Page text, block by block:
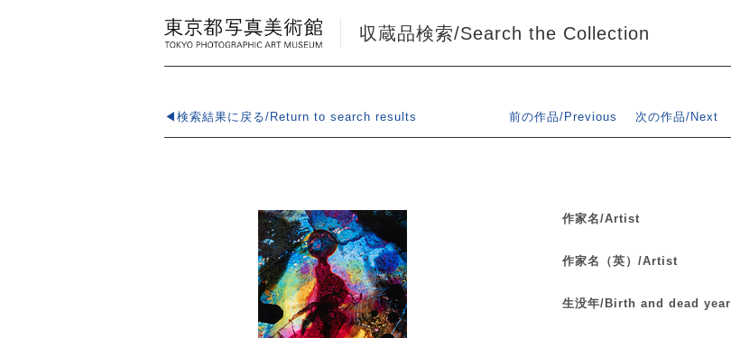
収蔵品検索/Search the Collection
◀検索結果に戻る/Return to search results 前の作品/Previous 次の作品/Next
作家名/Artist
作家名（英）/Artist
生没年/Birth and dead year